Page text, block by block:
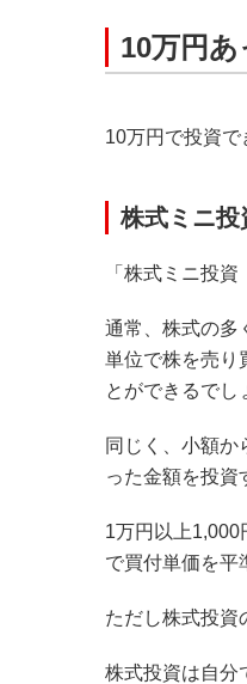
10万円
10万円で投資で
株式ミニ投
「株式ミニ投
通常、株式の多
単位で株を売り
とができるでし
同じく、小額か
った金額を投資
1万円以上1,000
で買付単価を平
ただし株式投資
株式投資は自分